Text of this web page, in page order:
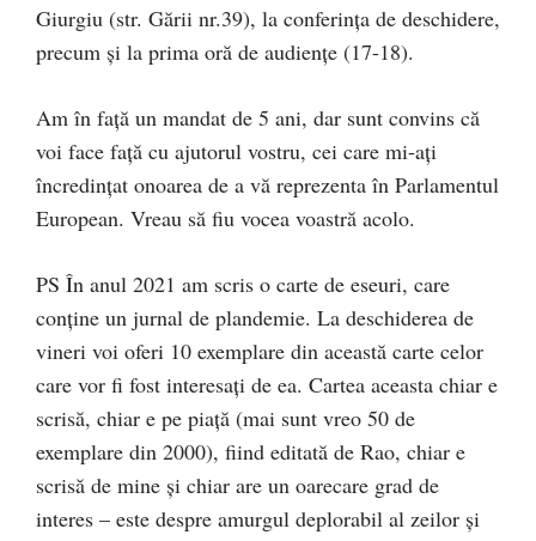
Giurgiu (str. Gării nr.39), la conferința de deschidere,
precum și la prima oră de audiențe (17-18).
Am în față un mandat de 5 ani, dar sunt convins că
voi face față cu ajutorul vostru, cei care mi-ați
încredințat onoarea de a vă reprezenta în Parlamentul
European. Vreau să fiu vocea voastră acolo.
PS În anul 2021 am scris o carte de eseuri, care
conține un jurnal de plandemie. La deschiderea de
vineri voi oferi 10 exemplare din această carte celor
care vor fi fost interesați de ea. Cartea aceasta chiar e
scrisă, chiar e pe piață (mai sunt vreo 50 de
exemplare din 2000), fiind editată de Rao, chiar e
scrisă de mine și chiar are un oarecare grad de
interes – este despre amurgul deplorabil al zeilor și